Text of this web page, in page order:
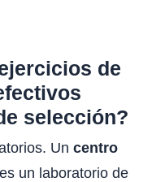
de
selección?
Un centro
un laboratorio de